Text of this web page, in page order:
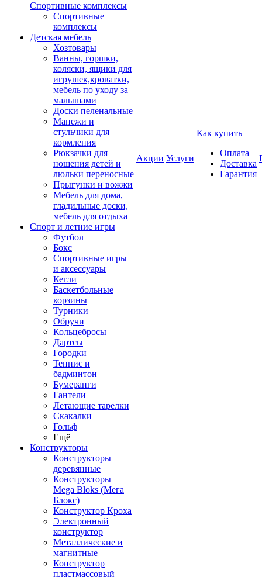
Спортивные комплексы
Спортивные
комплексы
Детская мебель
Хозтовары
Ванны, горшки,
коляски, ящики для
игрушек,кроватки,
мебель по уходу за
малышами
Доски пеленальные
Манежи и
стульчики для
кормления
Рюкзачки для
ношения детей и
люльки переносные
Прыгунки и вожжи
Мебель для дома,
гладильные доски,
мебель для отдыха
Спорт и летние игры
Футбол
Бокс
Спортивные игры
и аксессуары
Кегли
Баскетбольные
корзины
Турники
Обручи
Кольцебросы
Дартсы
Городки
Теннис и
бадминтон
Бумеранги
Гантели
Летающие тарелки
Скакалки
Гольф
Ещё
Конструкторы
Конструкторы
деревянные
Конструкторы
Mega Bloks (Мега
Блокс)
Конструктор Кроха
Электронный
конструктор
Металлические и
магнитные
Конструктор
пластмассовый
Акции Услуги
Как купить
Оплата
Доставка
Гарантия